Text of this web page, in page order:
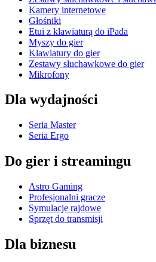
Kamery internetowe
Głośniki
Etui z klawiaturą do iPada
Myszy do gier
Klawiatury do gier
Zestawy słuchawkowe do gier
Mikrofony
Dla wydajności
Seria Master
Seria Ergo
Do gier i streamingu
Astro Gaming
Profesjonalni gracze
Symulacje rajdowe
Sprzęt do transmisji
Dla biznesu